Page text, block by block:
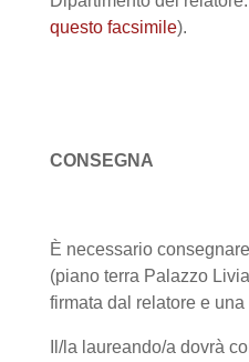
questo facsimile).
CONSEGNA
È necessario
(piano terra Palazzo
firmata dal relatore e
Il/la laureando/a dovrà